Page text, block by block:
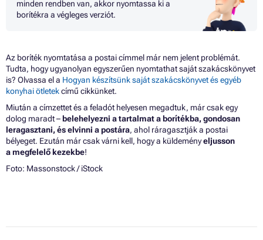
minden rendben van, akkor nyomtassa ki a
borítékra a végleges verziót.
Az boríték nyomtatása a postai címmel már nem jelent problémát.
Tudta, hogy ugyanolyan egyszerűen nyomtathat saját szakácskönyvet
is? Olvassa el a Hogyan készítsünk saját szakácskönyvet és egyéb
konyhai ötletekcímű cikkünket.
Miután a címzettet és a feladót helyesen megadtuk, már csak egy
dolog maradt – belehelyezni a tartalmat a borítékba, gondosan
leragasztani, és elvinni a postára, ahol ráragasztják a postai
bélyeget. Ezután már csak várni kell, hogy a küldeményeljusson
a megfelelő kezekbe!
Foto: Massonstock / iStock